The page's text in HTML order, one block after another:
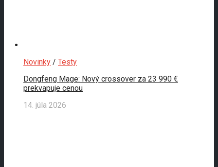
Novinky / Testy
Dongfeng Mage: Nový crossover za 23 990 €
prekvapuje cenou
14. júla 2026